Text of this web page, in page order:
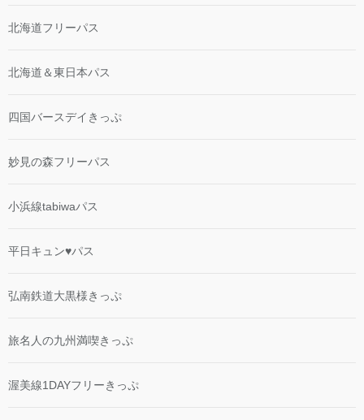
北海道フリーパス
北海道＆東日本パス
四国バースデイきっぷ
妙見の森フリーパス
小浜線tabiwaパス
平日キュン♥パス
弘南鉄道大黒様きっぷ
旅名人の九州満喫きっぷ
渥美線1DAYフリーきっぷ